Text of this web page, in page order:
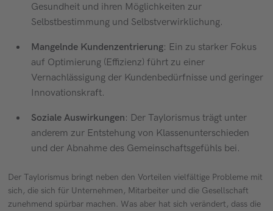
Gesundheit und ihren Möglichkeiten zur
Selbstbestimmung und Selbstverwirklichung.
Mangelnde Kundenzentrierung: Ein zu starker Fokus
auf Optimierung (Effizienz) führt zu einer
Vernachlässigung der Kundenbedürfnisse und geringer
Innovationskraft.
Soziale Auswirkungen: Der Taylorismus trägt unter
anderem zur Entstehung von Klassenunterschieden
und der Abnahme des Gemeinschaftsgefühls bei.
Der Taylorismus bringt neben den Vorteilen vielfältige Probleme mit
sich, die sich für Unternehmen, Mitarbeiter und die Gesellschaft
zunehmend spürbar machen. Was aber hat sich verändert, dass die